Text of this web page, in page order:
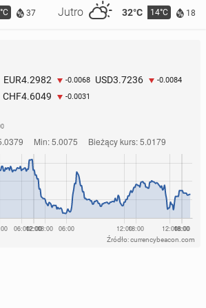
37 Jutro 32°C 14°C 18
EUR4.2982 -0.0068 USD3.7236 -0.0084
CHF4.6049 -0.0031
Źródło: currencybeacon.com